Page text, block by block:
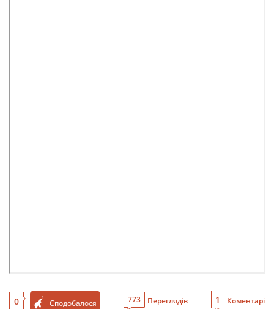
0 Сподобалося 773 Переглядів 1 Коментарі